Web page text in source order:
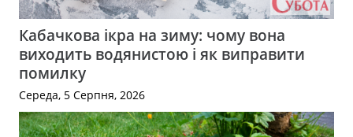
Кабачкова ікра на зиму: чому вона
виходить водянистою і як виправити
помилку
Середа, 5 Серпня, 2026